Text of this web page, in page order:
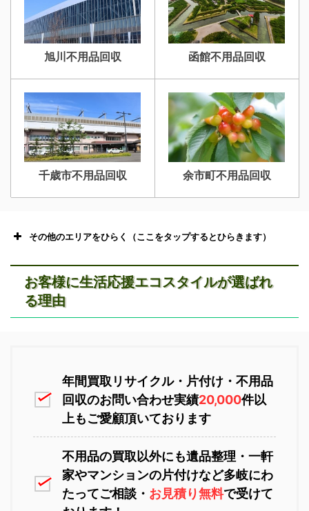
旭川不用品回収 函館不用品回収
千歳市不用品回収 余市町不用品回収
その他のエリアをひらく（ここをタップするとひらきます）
苫小牧不用品回収 室蘭不用品回収
お客様に生活応援エコスタイルが選ばれ
る理由
年間買取リサイクル・片付け・不用品
回収のお問い合わせ実績20,000件以
上もご愛顧頂いております
不用品の買取以外にも遺品整理・一軒
家やマンションの片付けなど多岐にわ
たってご相談・ お見積り無料で受けて